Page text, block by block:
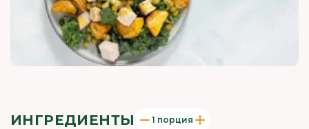
ИНГРЕДИЕНТЫ 1 порция